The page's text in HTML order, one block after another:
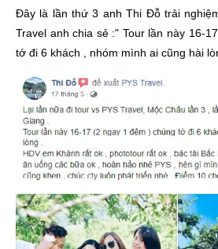
Đây là lần thứ 3 anh Thi Đỗ trải
Travel anh chia sẻ :" Tour lần này 16-
tớ đi 6 khách , nhóm mình ai cũng hài